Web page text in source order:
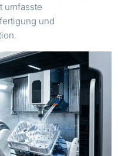
umfasste
und